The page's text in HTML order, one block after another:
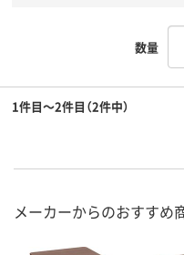
数量
1件目～2件目（2件中）
メーカーからのおすすめ